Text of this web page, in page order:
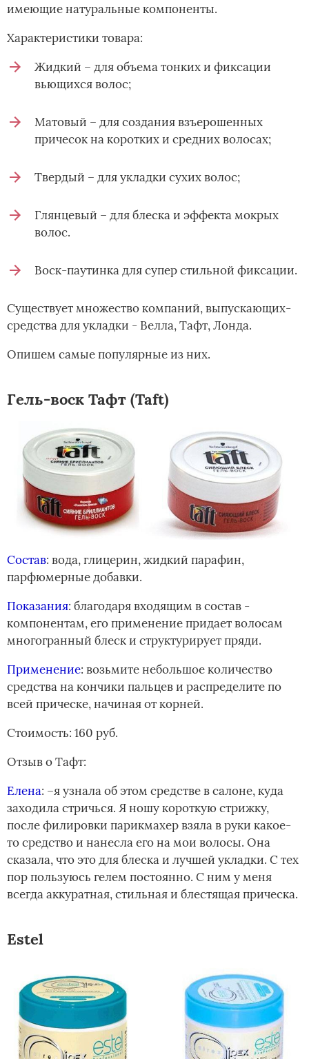
имеющие натуральные компоненты.
Характеристики товара:
Жидкий – для объема тонких и фиксации
вьющихся волос;
Матовый – для создания взъерошенных
причесок на коротких и средних волосах;
Твердый – для укладки сухих волос;
Глянцевый – для блеска и эффекта мокрых
волос.
Воск-паутинка для супер стильной фиксации.
Существует множество компаний, выпускающих­
средства для укладки - Велла, Тафт, Лонда.
Опишем самые популярные из них.
Гель-воск Тафт (Taft)
Состав: вода, глицерин, жидкий парафин,
парфюмерные добавки.
Показания: благодаря входящим в состав ­
компонентам, его применение придает волосам
многогранный блеск и структурирует пряди.
Применение: возьмите небольшое количество
средства на кончики пальцев и распределите по
всей прическе, начиная от корней.
Стоимость: 160 руб.
Отзыв о Тафт:
Елена: –я узнала об этом средстве в салоне, куда
заходила стричься. Я ношу короткую стрижку,
после филировки парикмахер взяла в руки какое-
то средство и нанесла его на мои волосы. Она
сказала, что это для блеска и лучшей укладки. С тех
пор пользуюсь гелем постоянно. С ним у меня
всегда аккуратная, стильная и блестящая прическа.
Estel